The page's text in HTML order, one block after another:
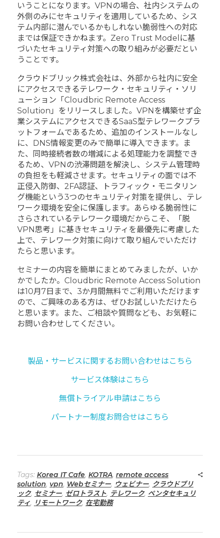
いうことになります。VPNの場合、社内システムの
外側のみにセキュリティを適用しているため、シス
テム内部に潜んでいるかもしれない脆弱性への対応
までは保証できかねます。Zero Trust Modelに基
づいたセキュリティ対策への取り組みが必要だとい
うことです。
クラウドブリック株式会社は、外部から社内に安全
にアクセスできるテレワーク・セキュリティ・ソリ
ューション「Cloudbric Remote Access
Solution」をリリースしました。VPNを構築せず企
業システムにアクセスできるSaaS型テレワークプラ
ットフォームであるため、追加のインストールなし
に、DNS情報変更のみで簡単に導入できます。ま
た、同時接続者数の増減による処理能力を調整でき
るため、VPNの渋滞問題を解決し、システム管理時
の負担をも軽減させます。セキュリティの面では不
正侵入防御、2FA認証、トラフィック・モニタリン
グ機能という3つのセキュリティ対策を提供し、テレ
ワーク環境を安全に保護します。あらゆる脆弱性に
さらされているテレワーク環境だからこそ、「脱
VPN思考」に基きセキュリティを最優先に考慮した
上で、テレワーク対策に向けて取り組んでいただけ
たらと思います。
セミナーの内容を簡単にまとめてみましたが、いか
かでしたか。Cloudbric Remote Access Solution
は10月7日まで、3か月間無料でご利用いただけます
ので、ご興味のある方は、ぜひお試しいただけたら
と思います。また、ご相談や質問なども、お気軽に
お問い合わせしてください。
製品・サービスに関するお問い合わせはこちら
サービス体験はこちら
無償トライアル申請はこちら
パートナー制度お問合せはこちら
Tags: Korea IT Cafe, KOTRA, remote access
solution, vpn, Webセミナー, ウェビナー, クラウドブリ
ック, セミナー, ゼロトラスト, テレワーク, ペンタセキュリ
ティ, リモートワーク, 在宅勤務